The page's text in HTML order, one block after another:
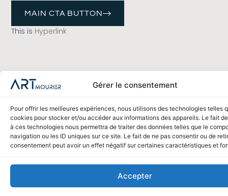
Gérer le consentement
Pour offrir les meilleures expériences, nous utilisons des technologies telles
cookies pour stocker et/ou accéder aux informations des appareils. Le fait
à ces technologies nous permettra de traiter des données telles que le
navigation ou les ID uniques sur ce site. Le fait de ne pas consentir ou de
consentement peut avoir un effet négatif sur certaines caractéristiques et
Accepter
MAIN CTA BUTTON
This is Hyperlink